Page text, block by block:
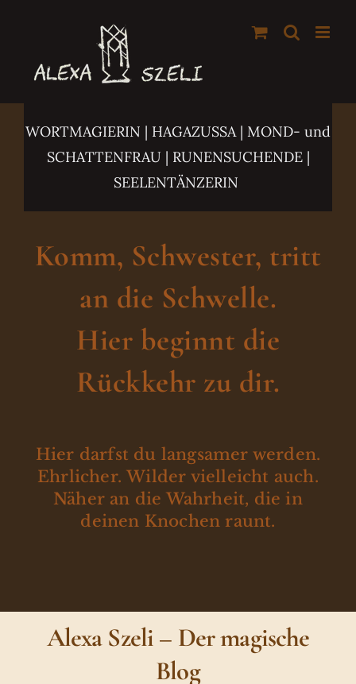
springen
WORTMAGIERIN | HAGAZUSSA | MOND- und
SCHATTENFRAU | RUNENSUCHENDE |
SEELENTÄNZERIN
Komm, Schwester, tritt
an die Schwelle.
Hier beginnt die
Rückkehr zu dir.
Hier darfst du langsamer werden.
Ehrlicher. Wilder vielleicht auch.
Näher an die Wahrheit, die in
deinen Knochen raunt.
Alexa Szeli – Der magische
Blog